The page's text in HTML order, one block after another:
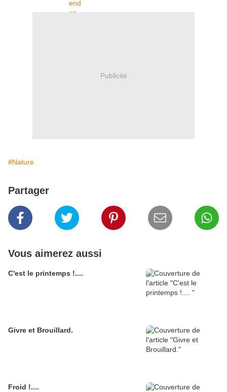
Publicité
#Nature
Partager
Vous aimerez aussi
C'est le printemps !....
Givre et Brouillard.
Froid !....